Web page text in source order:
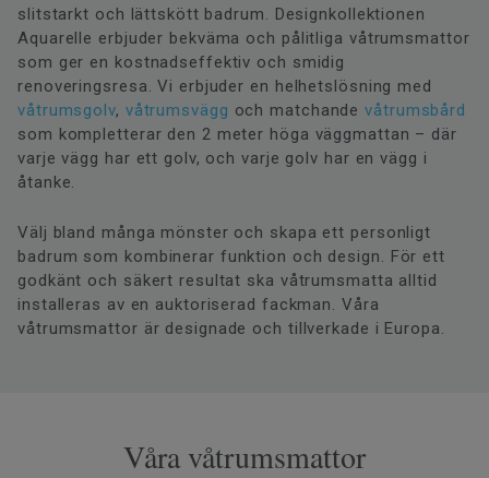
slitstarkt och lättskött badrum. Designkollektionen
Aquarelle erbjuder bekväma och pålitliga våtrumsmattor
som ger en kostnadseffektiv och smidig
renoveringsresa. Vi erbjuder en helhetslösning med
våtrumsgolv, våtrumsvägg och matchandevåtrumsbård
som kompletterar den 2 meter höga väggmattan – där
varje vägg har ett golv, och varje golv har en vägg i
åtanke.
Välj bland många mönster och skapa ett personligt
badrum som kombinerar funktion och design. För ett
godkänt och säkert resultat ska våtrumsmatta alltid
installeras av en auktoriserad fackman. Våra
våtrumsmattor är designade och tillverkade i Europa.
Våra våtrumsmattor